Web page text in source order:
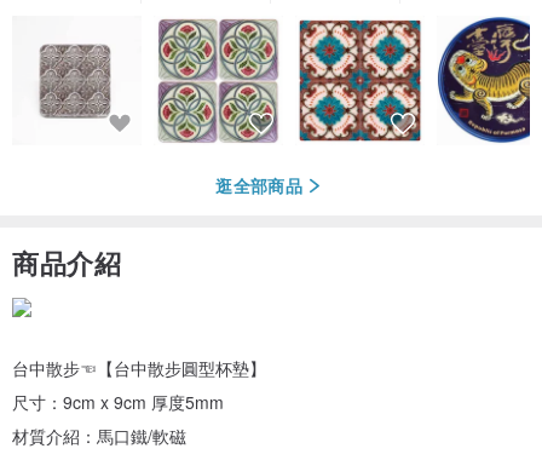
逛全部商品
商品介紹
台中散步☜【台中散步圓型杯墊】
尺寸：9cm x 9cm 厚度5mm
材質介紹：馬口鐵/軟磁